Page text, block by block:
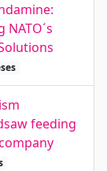
feeding